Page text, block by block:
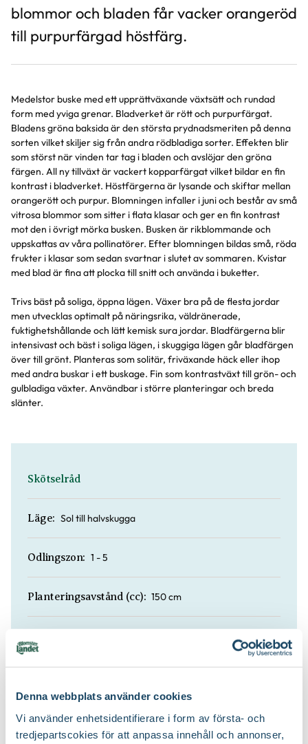
Denna webbplats använder cookies
Vi använder enhetsidentifierare i form av första- och
tredjepartscokies för att anpassa innehåll och annonser,
blommor och bladen får vacker orangeröd
till purpurfärgad höstfärg.
Medelstor buske med ett upprättväxande växtsätt och rundad
form med yviga grenar. Bladverket är rött och purpurfärgat.
Bladens gröna baksida är den största prydnadsmeriten på denna
sorten vilket skiljer sig från andra rödbladiga sorter. Effekten blir
som störst när vinden tar tag i bladen och avslöjar den gröna
färgen. All ny tillväxt är vackert kopparfärgat vilket bildar en fin
kontrast i bladverket. Höstfärgerna är lysande och skiftar mellan
orangerött och purpur. Blomningen infaller i juni och består av små
vitrosa blommor som sitter i flata klasar och ger en fin kontrast
mot den i övrigt mörka busken. Busken är rikblommande och
uppskattas av våra pollinatörer. Efter blomningen bildas små, röda
frukter i klasar som sedan svartnar i slutet av sommaren. Kvistar
med blad är fina att plocka till snitt och använda i buketter.
Trivs bäst på soliga, öppna lägen. Växer bra på de flesta jordar
men utvecklas optimalt på näringsrika, väldränerade,
fuktighetshållande och lätt kemisk sura jordar. Bladfärgerna blir
intensivast och bäst i soliga lägen, i skuggiga lägen går bladfärgen
över till grönt. Planteras som solitär, friväxande häck eller ihop
med andra buskar i ett buskage. Fin som kontrastväxt till grön- och
gulbladiga växter. Användbar i större planteringar och breda
slänter.
Skötselråd
Läge: Sol till halvskugga
Odlingszon: 1 - 5
Planteringsavstånd (cc): 150 cm
Jordprodukter: Planteringsjord